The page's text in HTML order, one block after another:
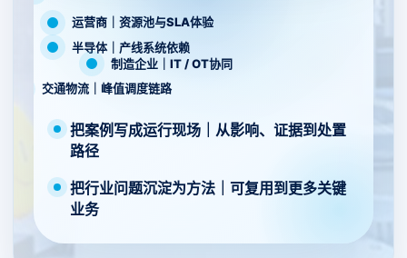
运营商｜资源池与SLA体验
半导体｜产线系统依赖
制造企业｜IT / OT协同
交通物流｜峰值调度链路
把案例写成运行现场｜从影响、证据到处置
路径
把行业问题沉淀为方法｜可复用到更多关键
业务